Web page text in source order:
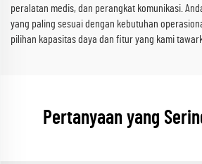
peralatan medis, dan perangkat komunikasi.
yang paling sesuai dengan kebutuhan
pilihan kapasitas daya dan fitur yang kami
Pertanyaan yang